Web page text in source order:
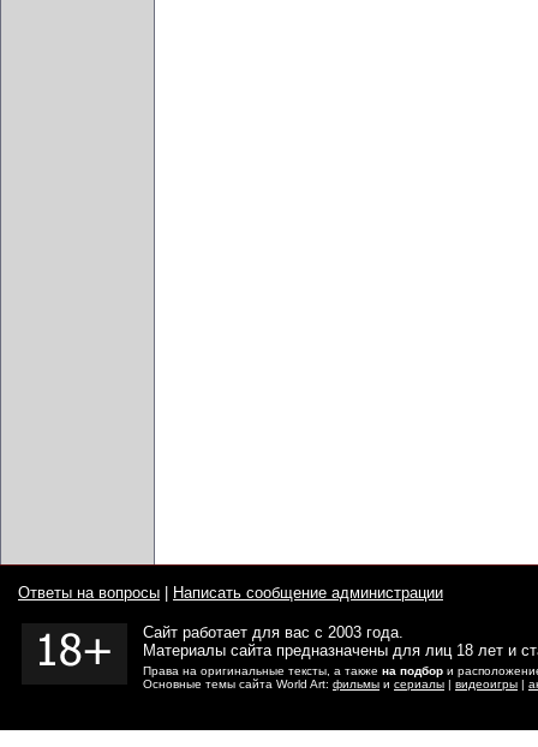
Ответы на вопросы Написать сообщение администрации
Сайт работает для вас с 2003 года.
Материалы сайта предназначены для лиц 18 лет и
Права на оригинальные тексты, а также на подбор и
Основные темы сайта World Art: фильмы и сериалы | видеоигры |